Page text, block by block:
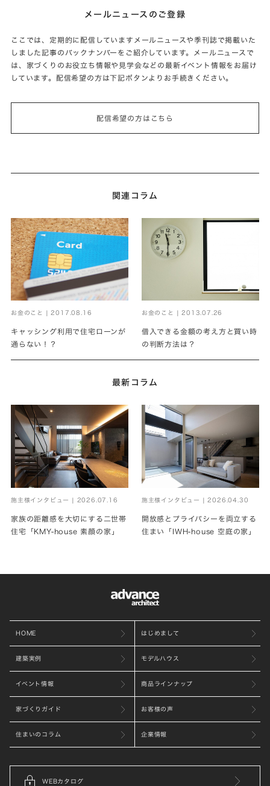
メールニュースのご登録
ここでは、定期的に配信していますメールニュースや季刊誌で掲載いた
しました記事のバックナンバーをご紹介しています。メールニュースで
は、家づくりのお役立ち情報や見学会などの最新イベント情報をお届け
しています。配信希望の方は下記ボタンよりお手続きください。
配信希望の方はこちら
関連コラム
お金のこと | 2017.08.16
キャッシング利用で住宅ローンが
通らない！？
お金のこと | 2013.07.26
借入できる金額の考え方と買い時
の判断方法は？
最新コラム
施主様インタビュー | 2026.07.16
家族の距離感を大切にする二世帯
住宅「KMY-house 素顔の家」
施主様インタビュー | 2026.04.30
開放感とプライバシーを両立する
住まい「IWH-house 空庭の家」
HOME はじめまして
建築実例 モデルハウス
イベント情報 商品ラインナップ
家づくりガイド お客様の声
住まいのコラム 企業情報
WEBカタログ